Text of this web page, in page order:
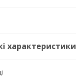
характеристики